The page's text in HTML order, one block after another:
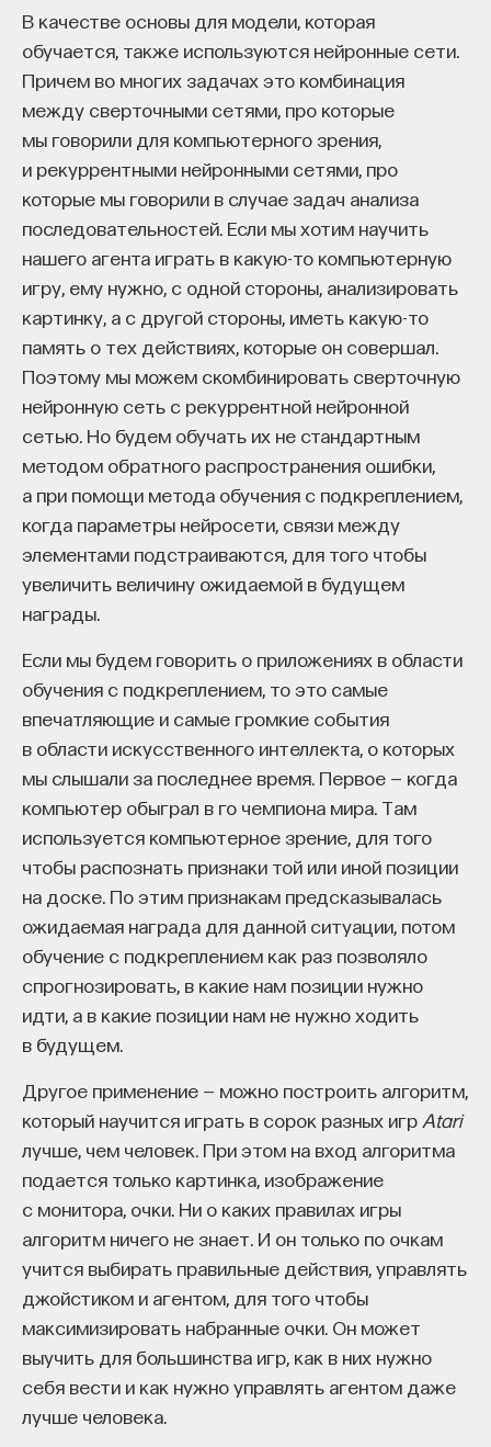
В качестве основы для модели, которая
обучается, также используются нейронные сети.
Причем во многих задачах это комбинация
между сверточными сетями, про которые
мы говорили для компьютерного зрения,
и рекуррентными нейронными сетями, про
которые мы говорили в случае задач анализа
последовательностей. Если мы хотим научить
нашего агента играть в какую-то компьютерную
игру, ему нужно, с одной стороны, анализировать
картинку, а с другой стороны, иметь какую-то
память о тех действиях, которые он совершал.
Поэтому мы можем скомбинировать сверточную
нейронную сеть с рекуррентной нейронной
сетью. Но будем обучать их не стандартным
методом обратного распространения ошибки,
а при помощи метода обучения с подкреплением,
когда параметры нейросети, связи между
элементами подстраиваются, для того чтобы
увеличить величину ожидаемой в будущем
награды.
Если мы будем говорить о приложениях в области
обучения с подкреплением, то это самые
впечатляющие и самые громкие события
в области искусственного интеллекта, о которых
мы слышали за последнее время. Первое — когда
компьютер обыграл в го чемпиона мира. Там
используется компьютерное зрение, для того
чтобы распознать признаки той или иной позиции
на доске. По этим признакам предсказывалась
ожидаемая награда для данной ситуации, потом
обучение с подкреплением как раз позволяло
спрогнозировать, в какие нам позиции нужно
идти, а в какие позиции нам не нужно ходить
в будущем.
Другое применение — можно построить алгоритм,
который научится играть в сорок разных игр Atari
лучше, чем человек. При этом на вход алгоритма
подается только картинка, изображение
с монитора, очки. Ни о каких правилах игры
алгоритм ничего не знает. И он только по очкам
учится выбирать правильные действия, управлять
джойстиком и агентом, для того чтобы
максимизировать набранные очки. Он может
выучить для большинства игр, как в них нужно
себя вести и как нужно управлять агентом даже
лучше человека.
электроника привлекает большое внимание.
В 2012 году была объявлена программа
по реализации сверхпроводящего квантового
компьютера. Там две проблемы: достаточно
небольшой процессор и память, которая
соответствует этой электронике.
Вот, собственно, чем занимаемся мы в наших
институтах. Основное мое место работы —
лаборатория, которая находится в Черноголовке,
в Институте физики твердого тела РАН. Я также
веду проект в МИСиС. Все вместе мы решаем
проблемы той электроники, о которой я сказал, —
цифровой сверхпроводящей электроники,
сверхбыстрой, сверхэнергоэффективной. Кроме
того, также занимаемся и квантовой
электроникой, сверхпроводящими кубитами,
которые основа будущего квантового
компьютера.
12/10/2015
НАД МАТЕРИАЛОМ РАБОТАЛИ
Валерий Рязанов
Доктор физико-математических наук,
профессор ИФТТ РАН
ФИЗИКА
740 публикаций
ФИЗИКА ТЕХНОЛОГИИ КВАНТОВАЯ ФИЗИКА
СВЕРХПРОВОДИМОСТЬ ЭЛЕКТРОНИКА
КВАНТ ТОЧНЫЕ НАУКИ